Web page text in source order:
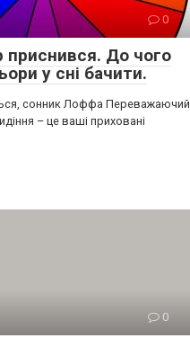
0
приснився. До чого
у сні бачити.
сонник Лоффа Переважаючий
– це ваші приховані
0